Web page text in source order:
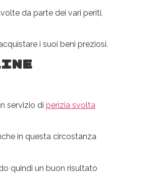
da parte dei vari periti,
i suoi beni preziosi.
servizio di perizia svolta
in questa circostanza
quindi un buon risultato